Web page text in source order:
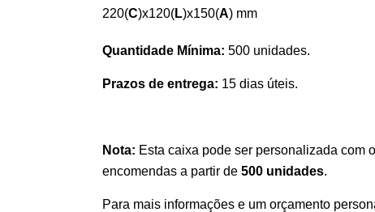
220(C)x120(L)x150(A) mm
Quantidade Mínima: 500 unidades.
Prazos de entrega: 15 dias úteis.
Nota: Esta caixa pode ser personalizada com
encomendas a partir de 500 unidades.
Para mais informações e um orçamento